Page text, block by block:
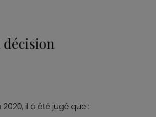
il a été jugé que :